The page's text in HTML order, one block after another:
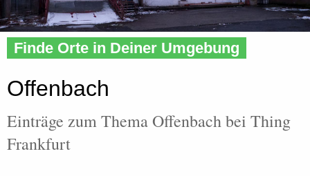
Home »Tags» Offenbach
Finde Orte in Deiner Umgebung
Offenbach
Einträge zum Thema Offenbach bei Thing
Frankfurt
Recent Posts